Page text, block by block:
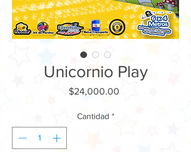
Unicornio Play
$24,000.00
Cantidad *